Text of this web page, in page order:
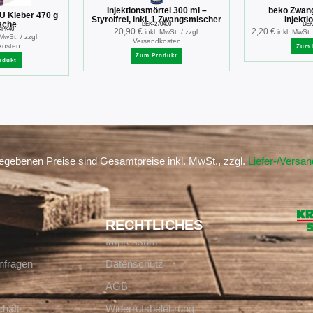
Kleber 470 g
/ zzgl.
Injektionsmörtel 300 ml –
Styrolfrei, inkl. 1 Zwangsmischer
BEK-270400
20,90 € inkl. MwSt. / zzgl.
Versandkosten
Zum Produkt
beko
2,20 € inkl.
Zum
Preise sind Gesamtpreise inkl. MwSt., zzgl. Liefer-/
RECHTLICHES
Impressum
Datenschutz
AGB
Widerrufsbelehrung